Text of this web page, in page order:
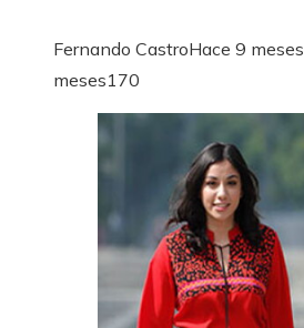
Fernando CastroHace 9 meses
meses170